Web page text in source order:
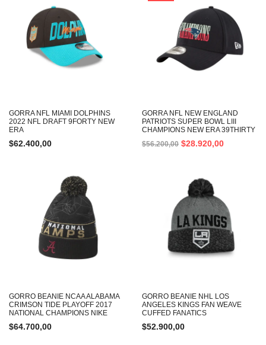
GORRA NFL MIAMI DOLPHINS
2022 NFL DRAFT 9FORTY NEW
ERA
$62.400,00
GORRA NFL NEW ENGLAND
PATRIOTS SUPER BOWL LIII
CHAMPIONS NEW ERA 39THIRTY
$56.200,00 $28.920,00
GORRO BEANIE NCAA ALABAMA
CRIMSON TIDE PLAYOFF 2017
NATIONAL CHAMPIONS NIKE
$64.700,00
GORRO BEANIE NHL LOS
ANGELES KINGS FAN WEAVE
CUFFED FANATICS
$52.900,00